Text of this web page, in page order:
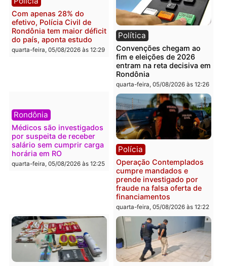
apreensão de drogas
quarta-feira, 05/08/2026 às 12:42
quarta-feira, 05/08/2026 às
Furto de energia já levou
mais de 80 para a prisão
em 2026
quarta-feira, 05/08/2026 às 12:31
Política
Justiça Eleitoral manda
retirar propaganda de
Fúria após convenção
quarta-feira, 05/08/2026 às
Rondônia tem maior déficit
do país, aponta estudo
quarta-feira, 05/08/2026 às 12:29
Política
Convenções chegam ao
fim e eleições de 2026
entram na reta decisiva
Rondônia